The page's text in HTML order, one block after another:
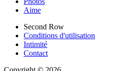
Aime
Second Row
Conditions d'utilisation
Intimité
Contact